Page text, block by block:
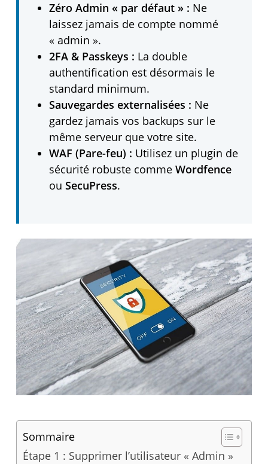
Zéro Admin « par défaut » : Ne
laissez jamais de compte nommé
« admin ».
2FA & Passkeys : La double
authentification est désormais le
standard minimum.
Sauvegardes externalisées : Ne
gardez jamais vos backups sur le
même serveur que votre site.
WAF (Pare-feu) : Utilisez un plugin de
sécurité robuste comme Wordfence
ou SecuPress.
Sommaire
Étape 1 : Supprimer l’utilisateur « Admin »